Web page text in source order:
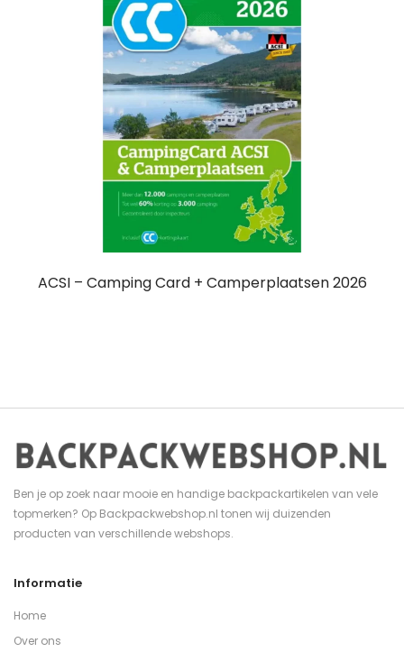
ACSI – Camping Card + Camperplaatsen 2026
Ben je op zoek naar mooie en handige backpackartikelen van vele
topmerken? Op Backpackwebshop.nl tonen wij duizenden
producten van verschillende webshops.
Informatie
Home
Over ons